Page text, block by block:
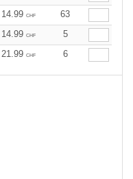
14.99 CHF
63
14.99 CHF
5
21.99 CHF 6